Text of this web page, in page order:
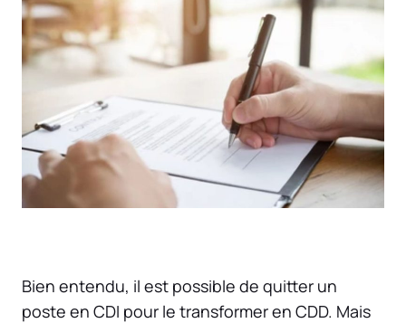
Bien entendu, il est possible de quitter un
poste en CDI pour le transformer en CDD. Mais